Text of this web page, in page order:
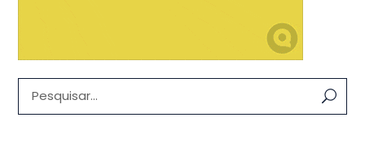
Pesquisar: